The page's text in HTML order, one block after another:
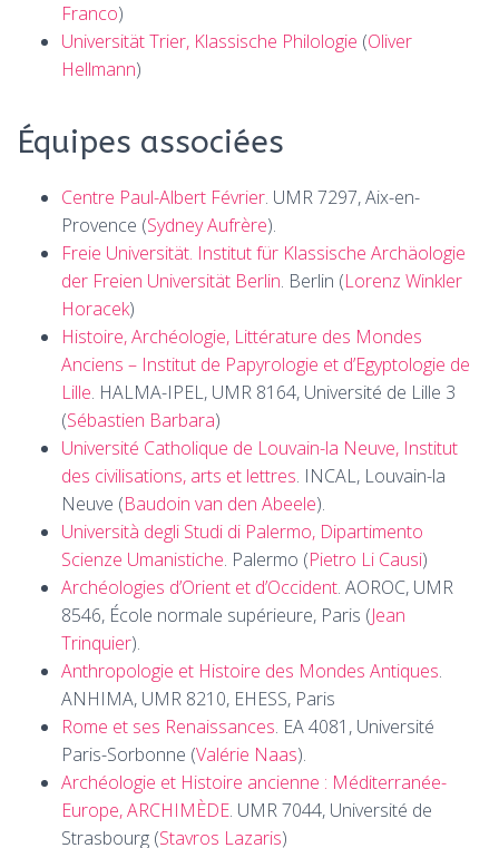
Franco)
Universität Trier, Klassische Philologie (Oliver
Hellmann)
Équipes associées
Centre Paul-Albert Février. UMR 7297, Aix-en-
Provence (Sydney Aufrère).
Freie Universität. Institut für Klassische Archäologie
der Freien Universität Berlin. Berlin (Lorenz Winkler
Horacek)
Histoire, Archéologie, Littérature des Mondes
Anciens – Institut de Papyrologie et d’Egyptologie de
Lille. HALMA-IPEL, UMR 8164, Université de Lille 3
(Sébastien Barbara)
Université Catholique de Louvain-la Neuve, Institut
des civilisations, arts et lettres. INCAL, Louvain-la
Neuve (Baudoin van den Abeele).
Università degli Studi di Palermo, Dipartimento
Scienze Umanistiche. Palermo (Pietro Li Causi)
Archéologies d’Orient et d’Occident. AOROC, UMR
8546, École normale supérieure, Paris (Jean
Trinquier).
Anthropologie et Histoire des Mondes Antiques.
ANHIMA, UMR 8210, EHESS, Paris
Rome et ses Renaissances. EA 4081, Université
Paris-Sorbonne (Valérie Naas).
Archéologie et Histoire ancienne : Méditerranée-
Europe, ARCHIMÈDE. UMR 7044, Université de
Strasbourg (Stavros Lazaris)